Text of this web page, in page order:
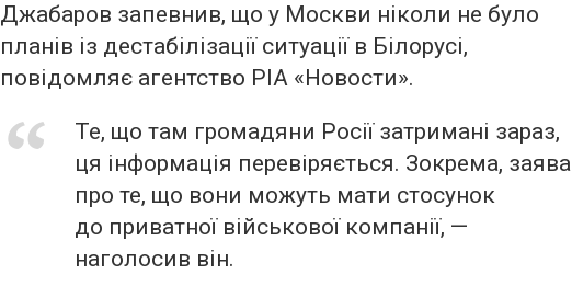
Джабаров запевнив, що у Москви ніколи не було
планів із дестабілізації ситуації в Білорусі,
повідомляє агентство РІА «Новости».
Те, що там громадяни Росії затримані зараз,
ця інформація перевіряється. Зокрема, заява
про те, що вони можуть мати стосунок
до приватної військової компанії, —
наголосив він.